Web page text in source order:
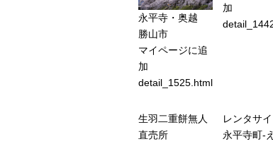
永平寺・奥越
勝山市
マイページに追
加
detail_1525.html
加
生羽二重餅無人
直売所
レンタサ
永平寺町-